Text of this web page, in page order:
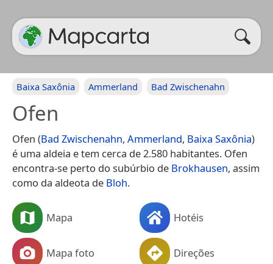
Baixa Saxônia Ammerland Bad Zwischenahn
Ofen
Ofen (Bad Zwischenahn, Ammerland, Baixa Saxônia)
é uma aldeia e tem cerca de 2.580 habitantes. Ofen
encontra-se perto do subúrbio de Brokhausen, assim
como da aldeota de Bloh.
Mapa Hotéis
Mapa foto Direções